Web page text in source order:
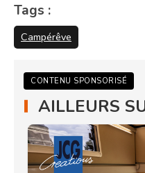
Tags :
Campérêve
CONTENU SPONSORISÉ
AILLEURS